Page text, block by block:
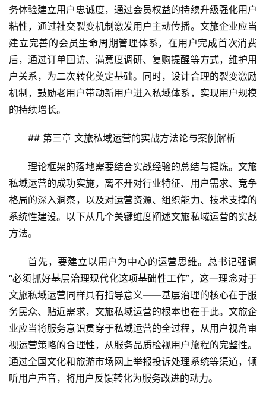
智
慧
旅
游
A
问
答
社
登录 注册
务体验建立用户忠诚度，通过会员权益的持续升级强化用户
粘性，通过社交裂变机制激发用户主动传播。文旅企业应当
建立完善的会员生命周期管理体系，在用户完成首次消费
后，通过订单回访、满意度调研、复购提醒等方式，维护用
户关系，为二次转化奠定基础。同时，设计合理的裂变激励
机制，鼓励老用户带动新用户进入私域体系，实现用户规模
的持续增长。
## 第三章 文旅私域运营的实战方法论与案例解析
理论框架的落地需要结合实战经验的总结与提炼。文旅
私域运营的成功实施，离不开对行业特征、用户需求、竞争
格局的深入洞察，以及对运营资源、组织能力、技术支撑的
系统性建设。以下从几个关键维度阐述文旅私域运营的实战
方法。
首先，要建立以用户为中心的运营思维。总书记强调
“必须抓好基层治理现代化这项基础性工作”，这一理念对于
文旅私域运营同样具有指导意义——基层治理的核心在于服
务民众、贴近需求，文旅私域运营的根本也在于此。文旅企
业应当将服务意识贯穿于私域运营的全过程，从用户视角审
视运营策略的合理性，从服务品质检视用户旅程的完整性。
通过全国文化和旅游市场网上举报投诉处理系统等渠道，倾
听用户声音，将用户反馈转化为服务改进的动力。